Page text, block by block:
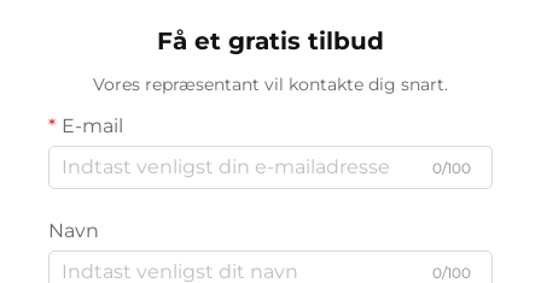
Få et gratis tilbud
Vores repræsentant vil kontakte dig snart.
E-mail
0/100
Navn
0/100